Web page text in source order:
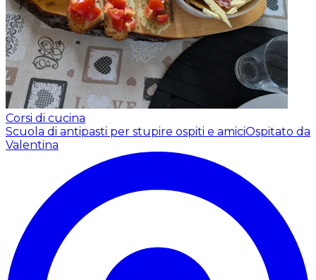
Corsi di cucina
Scuola di antipasti per stupire ospiti e amiciOspitato da
Valentina